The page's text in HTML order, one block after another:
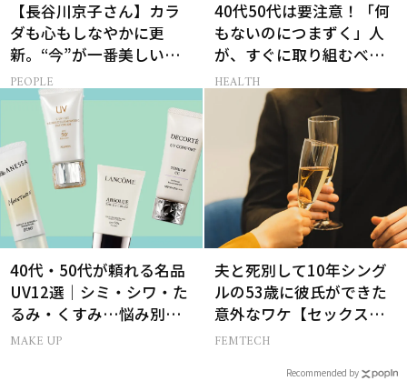
【長谷川京子さん】カラ
ダも心もしなやかに更
新。“今”が一番美しい
［特別画像集］
PEOPLE
40代50代は要注意！「何
もないのにつまずく」人
が、すぐに取り組むべき
こと5選［医師監修］
HEALTH
40代・50代が頼れる名品
UV12選｜シミ・シワ・た
るみ・くすみ…悩み別ベ
スコス受賞の日焼け止め
MAKE UP
夫と死別して10年シング
ルの53歳に彼氏ができた
意外なワケ【セックスレ
ス AND THE CITY -女たち
FEMTECH
Recommended by